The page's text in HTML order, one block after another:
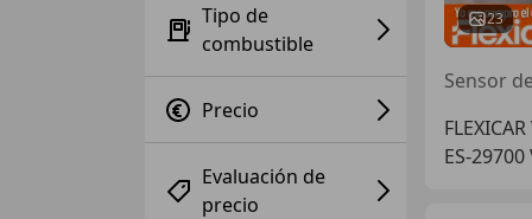
Tipo de
combustible
Precio
Evaluación de
precio
23
Sensor
ES-29700